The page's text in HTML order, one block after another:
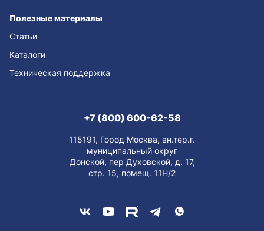
Полезные материалы
Статьи
Каталоги
Техническая поддержка
+7 (800) 600-62-58
115191, Город Москва, вн.тер.г.
муниципальный округ
Донской, пер Духовской, д. 17,
стр. 15, помещ. 11Н/2